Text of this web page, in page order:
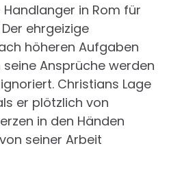
in Rom für
ehrgeizige
höheren Aufgaben
Ansprüche werden
Christians Lage
er plötzlich von
in den Händen
seiner Arbeit